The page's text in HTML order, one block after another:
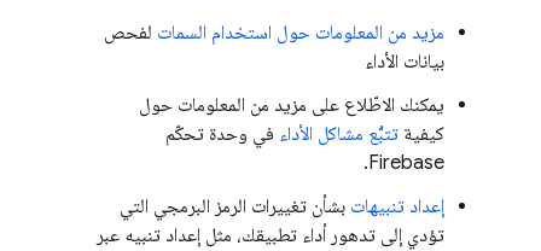
مزيد من المعلومات حول استخدام السمات لفحص
بيانات الأداء
يمكنك الاطّلاع على مزيد من المعلومات حول
كيفية تتبُّع مشاكل الأداء في وحدة تحكّم
Firebase
.
إعداد تنبيهات بشأن تغييرات الرمز البرمجي التي
تؤدي إلى تدهور أداء تطبيقك، مثل إعداد تنبيه عبر